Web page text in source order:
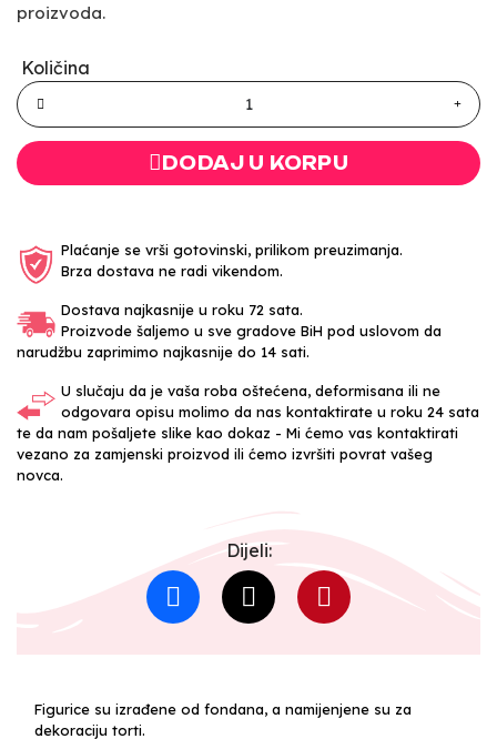
proizvoda.
Količina
DODAJ U KORPU
Plaćanje se vrši gotovinski, prilikom preuzimanja.
Brza dostava ne radi vikendom.
Dostava najkasnije u roku 72 sata.
Proizvode šaljemo u sve gradove BiH pod uslovom da
narudžbu zaprimimo najkasnije do 14 sati.
U slučaju da je vaša roba oštećena, deformisana ili ne
odgovara opisu molimo da nas kontaktirate u roku 24 sata
te da nam pošaljete slike kao dokaz - Mi ćemo vas kontaktirati
vezano za zamjenski proizvod ili ćemo izvršiti povrat vašeg
novca.
Dijeli:
Figurice su izrađene od fondana, a namijenjene su za
dekoraciju torti.